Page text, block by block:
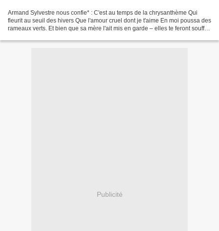
Armand Sylvestre nous confie* : C'est au temps de la chrysanthème Qui
fleurit au seuil des hivers Que l'amour cruel dont je t'aime En moi poussa des
rameaux verts. Et bien que sa mère l'ait mis en garde – elles te feront souffrir,
Publicité